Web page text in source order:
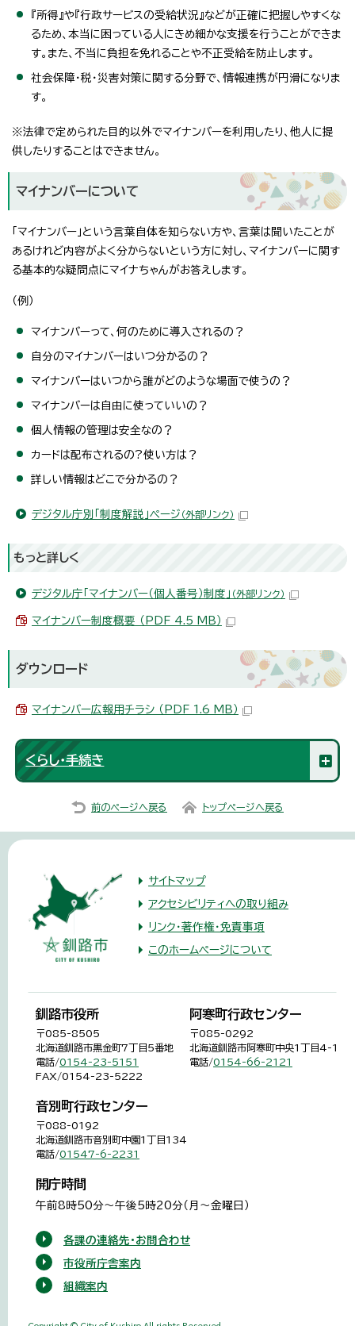
『所得』や『行政サービスの受給状況』などが正確に把握しやすくな
るため、本当に困っている人にきめ細かな支援を行うことができま
す。また、不当に負担を免れることや不正受給を防止します。
社会保障・税・災害対策に関する分野で、情報連携が円滑になりま
す。
※法律で定められた目的以外でマイナンバーを利用したり、他人に提
供したりすることはできません。
マイナンバーについて
「マイナンバー」という言葉自体を知らない方や、言葉は聞いたことが
あるけれど内容がよく分からないという方に対し、マイナンバーに関す
る基本的な疑問点にマイナちゃんがお答えします。
（例）
マイナンバーって、何のために導入されるの？
自分のマイナンバーはいつ分かるの？
マイナンバーはいつから誰がどのような場面で使うの？
マイナンバーは自由に使っていいの？
個人情報の管理は安全なの？
カードは配布されるの?使い方は？
詳しい情報はどこで分かるの？
デジタル庁別「制度解説」ページ （外部リンク）
もっと詳しく
デジタル庁「マイナンバー（個人番号）制度」 （外部リンク）
マイナンバー制度概要 （PDF 4.5 MB）
ダウンロード
マイナンバー広報用チラシ （PDF 1.6 MB）
くらし・手続き
前のページへ戻る トップページへ戻る
サイトマップ
アクセシビリティへの取り組み
リンク・著作権・免責事項
このホームページについて
釧路市役所
〒085-8505
北海道釧路市黒金町7丁目5番地
電話/0154-23-5151
FAX/0154-23-5222
阿寒町行政センター
〒085-0292
北海道釧路市阿寒町中央1丁目4-1
電話/0154-66-2121
音別町行政センター
〒088-0192
北海道釧路市音別町中園1丁目134
電話/01547-6-2231
開庁時間
午前8時50分～午後5時20分（月～金曜日）
各課の連絡先・お問合わせ
市役所庁舎案内
組織案内